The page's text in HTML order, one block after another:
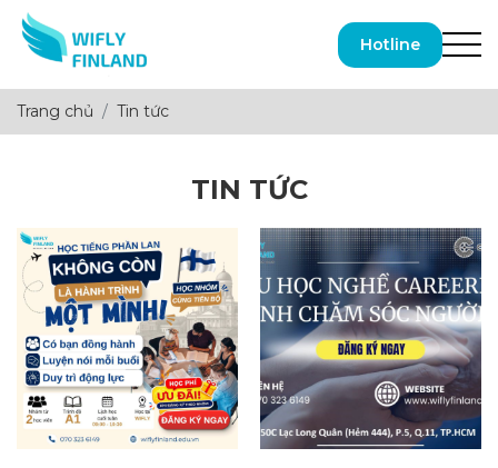
Hotline
Trang chủ Tin tức
TIN TỨC